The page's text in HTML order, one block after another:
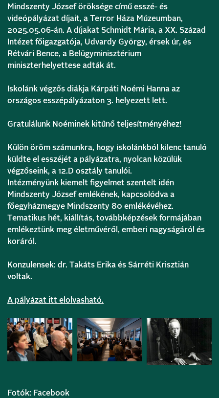
Mindszenty József öröksége című esszé- és
videópályázat díjait, a Terror Háza Múzeumban,
2025.05.06-án. A díjakat Schmidt Mária, a XX. Század
Intézet főigazgatója, Udvardy György, érsek úr, és
Rétvári Bence, a Belügyminisztérium
miniszterhelyettese adták át.
Iskolánk végzős diákja Kárpáti Noémi Hanna az
országos esszépályázaton 3. helyezett lett.
Gratulálunk Noéminek kitűnő teljesítményéhez!
Külön öröm számunkra, hogy iskolánkból kilenc tanuló
küldte el esszéjét a pályázatra, nyolcan közülük
végzőseink, a 12.D osztály tanulói.
Intézményünk kiemelt figyelmet szentelt idén
Mindszenty József emlékének, kapcsolódva a
főegyházmegye Mindszenty 80 emlékévéhez.
Tematikus hét, kiállítás, továbbképzések formájában
emlékeztünk meg életművéről, emberi nagyságáról és
koráról.
Konzulensek: dr. Takáts Erika és Sárréti Krisztián
voltak.
A pályázat itt elolvasható.
Fotók: Facebook